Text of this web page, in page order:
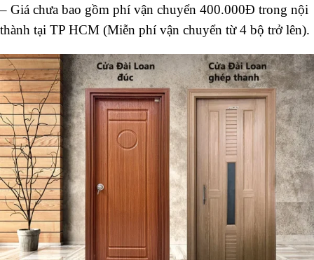
– Giá chưa bao gồm phí vận chuyển 400.000Đ trong nội
thành tại TP HCM (Miễn phí vận chuyển từ 4 bộ trở lên).